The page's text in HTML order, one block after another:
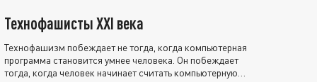
Технофашисты XXI века
Технофашизм побеждает не тогда, когда компьютерная
программа становится умнее человека. Он побеждает
тогда, когда человек начинает считать компьютерную